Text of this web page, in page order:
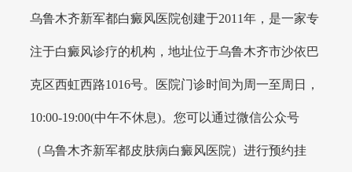
乌鲁木齐新军都白癜风医院创建于2011年，是一家专
注于白癜风诊疗的机构，地址位于乌鲁木齐市沙依巴
克区西虹西路1016号。医院门诊时间为周一至周日，
10:00-19:00(中午不休息)。您可以通过微信公众号
（乌鲁木齐新军都皮肤病白癜风医院）进行预约挂